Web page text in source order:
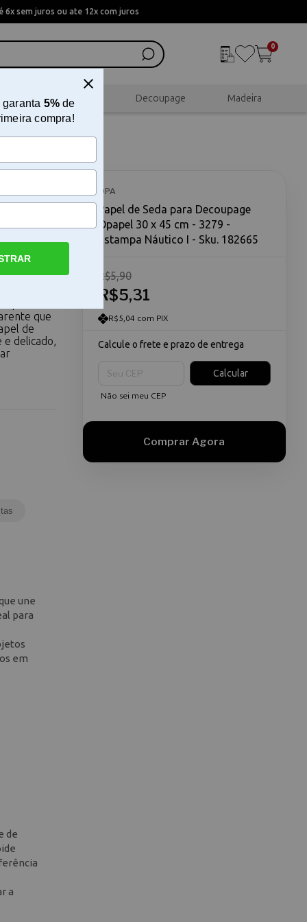
6x sem juros ou ate 12x com juros
0
Scrapbook Decoupage Madeira
30
45 cm -
que
de
e delicado,
OPA
Papel de Seda para Decoupage
Opapel 30 x 45 cm - 3279 -
Estampa Náutico I - Sku. 182665
R$5,31
R$5,90
R$5,04 com PIX
Calcule o frete e prazo de entrega
Calcular
Não sei meu CEP
une
para
em
de
a
garanta 5%de
compra!